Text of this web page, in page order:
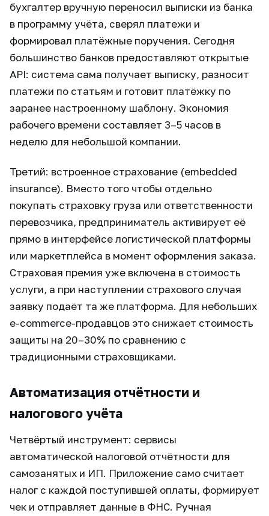
бухгалтер вручную переносил выписки из банка
в программу учёта, сверял платежи и
формировал платёжные поручения. Сегодня
большинство банков предоставляют открытые
API: система сама получает выписку, разносит
платежи по статьям и готовит платёжку по
заранее настроенному шаблону. Экономия
рабочего времени составляет 3–5 часов в
неделю для небольшой компании.
Третий: встроенное страхование (embedded
insurance). Вместо того чтобы отдельно
покупать страховку груза или ответственности
перевозчика, предприниматель активирует её
прямо в интерфейсе логистической платформы
или маркетплейса в момент оформления заказа.
Страховая премия уже включена в стоимость
услуги, а при наступлении страхового случая
заявку подаёт та же платформа. Для небольших
e-commerce-продавцов это снижает стоимость
защиты на 20–30% по сравнению с
традиционными страховщиками.
Автоматизация отчётности и
налогового учёта
Четвёртый инструмент: сервисы
автоматической налоговой отчётности для
самозанятых и ИП. Приложение само считает
налог с каждой поступившей оплаты, формирует
чек и отправляет данные в ФНС. Ручная